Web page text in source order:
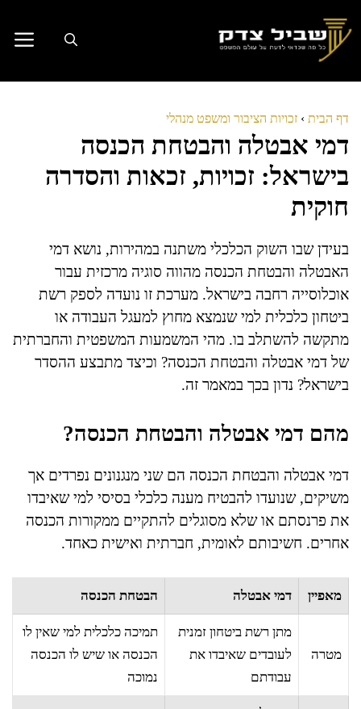
לתוכן
דף הבית › זכויות הציבור ומשפט מנהלי
דמי אבטלה והבטחת הכנסה
בישראל: זכויות, זכאות והסדרה
חוקית
בעידן שבו השוק הכלכלי משתנה במהירות, נושא דמי
האבטלה והבטחת הכנסה מהווה סוגיה מרכזית עבור
אוכלוסייה רחבה בישראל. מערכת זו נועדה לספק רשת
ביטחון כלכלית למי שנמצא מחוץ למעגל העבודה או
מתקשה להשתלב בו. מהי המשמעות המשפטית והחברתית
של דמי אבטלה והבטחת הכנסה? וכיצד מתבצע ההסדר
בישראל? נדון בכך במאמר זה.
מהם דמי אבטלה והבטחת הכנסה?
דמי אבטלה והבטחת הכנסה הם שני מנגנונים נפרדים אך
משיקים, שנועדו להבטיח מענה כלכלי בסיסי למי שאיבדו
את פרנסתם או שלא מסוגלים להתקיים ממקורות הכנסה
אחרים. חשיבותם לאומית, חברתית ואישית כאחד.
מאפיין דמי אבטלה הבטחת הכנסה
מטרה
מתן רשת ביטחון זמנית
לעובדים שאיבדו את
עבודתם
תמיכה כלכלית למי שאין לו
הכנסה או שיש לו הכנסה
נמוכה